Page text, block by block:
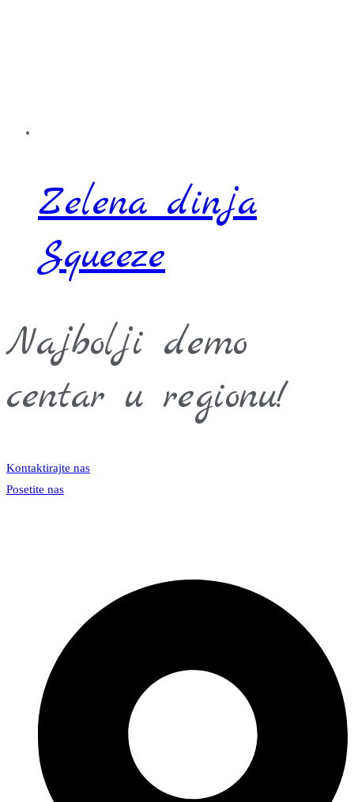
Zelena dinja
Squeeze
Najbolji demo
centar u regionu!
Kontaktirajte nas
Posetite nas